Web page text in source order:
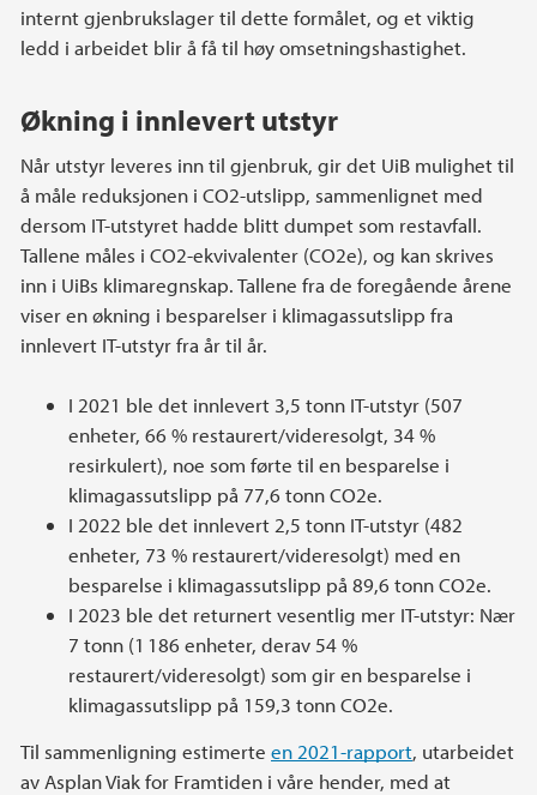
internt gjenbrukslager til dette formålet, og et viktig
ledd i arbeidet blir å få til høy omsetningshastighet.
Økning i innlevert utstyr
Når utstyr leveres inn til gjenbruk, gir det UiB mulighet til
å måle reduksjonen i CO2-utslipp, sammenlignet med
dersom IT-utstyret hadde blitt dumpet som restavfall.
Tallene måles i CO2-ekvivalenter (CO2e), og kan skrives
inn i UiBs klimaregnskap. Tallene fra de foregående årene
viser en økning i besparelser i klimagassutslipp fra
innlevert IT-utstyr fra år til år.
I 2021 ble det innlevert 3,5 tonn IT-utstyr (507
enheter, 66 % restaurert/videresolgt, 34 %
resirkulert), noe som førte til en besparelse i
klimagassutslipp på 77,6 tonn CO2e.
I 2022 ble det innlevert 2,5 tonn IT-utstyr (482
enheter, 73 % restaurert/videresolgt) med en
besparelse i klimagassutslipp på 89,6 tonn CO2e.
I 2023 ble det returnert vesentlig mer IT-utstyr: Nær
7 tonn (1 186 enheter, derav 54 %
restaurert/videresolgt) som gir en besparelse i
klimagassutslipp på 159,3 tonn CO2e.
Til sammenligning estimerte en 2021-rapport, utarbeidet
av Asplan Viak for Framtiden i våre hender, med at